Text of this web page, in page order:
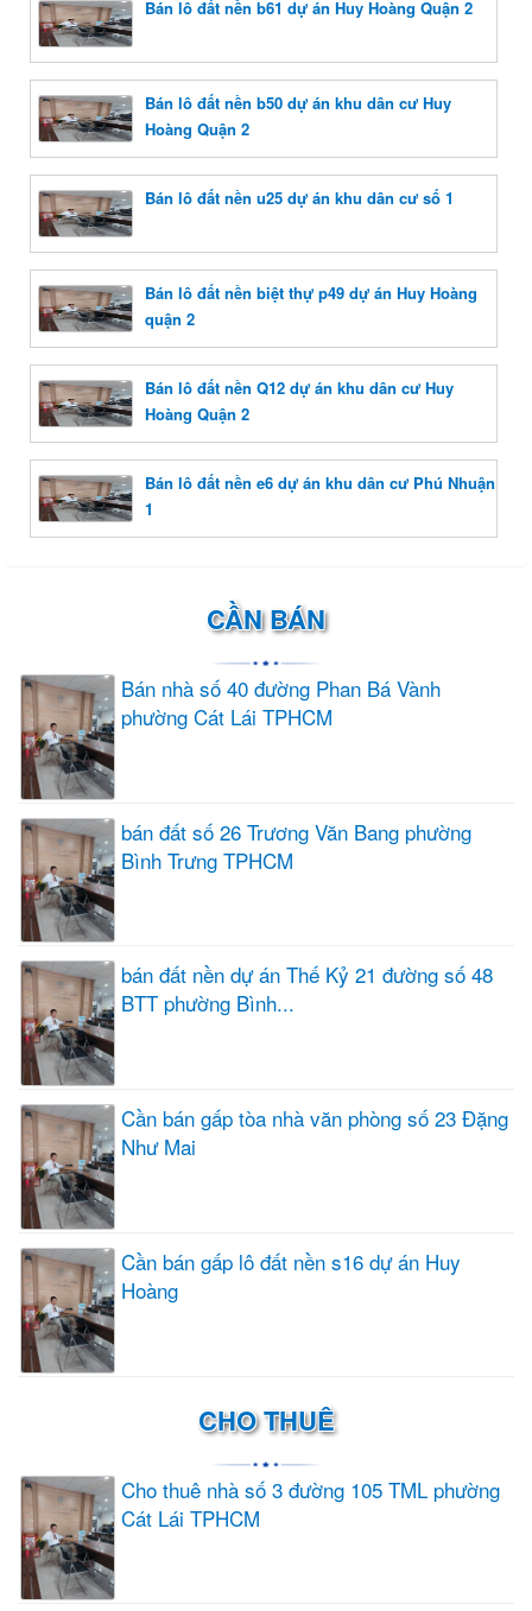
Bán lô đất nền b61 dự án Huy Hoàng Quận 2
Bán lô đất nền b50 dự án khu dân cư Huy
Hoàng Quận 2
Bán lô đất nền u25 dự án khu dân cư số 1
Bán lô đất nền biệt thự p49 dự án Huy Hoàng
quận 2
Bán lô đất nền Q12 dự án khu dân cư Huy
Hoàng Quận 2
Bán lô đất nền e6 dự án khu dân cư Phú Nhuận
1
CẦN BÁN
Bán nhà số 40 đường Phan Bá Vành
phường Cát Lái TPHCM
bán đất số 26 Trương Văn Bang phường
Bình Trưng TPHCM
bán đất nền dự án Thế Kỷ 21 đường số 48
BTT phường Bình...
Cần bán gấp tòa nhà văn phòng số 23 Đặng
Như Mai
Cần bán gấp lô đất nền s16 dự án Huy
Hoàng
CHO THUÊ
Cho thuê nhà số 3 đường 105 TML phường
Cát Lái TPHCM